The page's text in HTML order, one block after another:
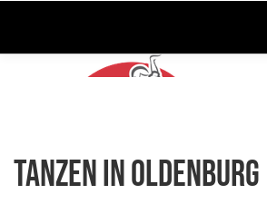
Tanzen in Oldenburg